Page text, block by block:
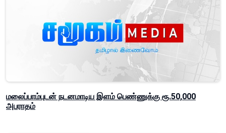
மலைப்பாம்புடன் நடனமாடிய இளம் பெண்ணுக்கு ரூ.50,000
அபராதம்